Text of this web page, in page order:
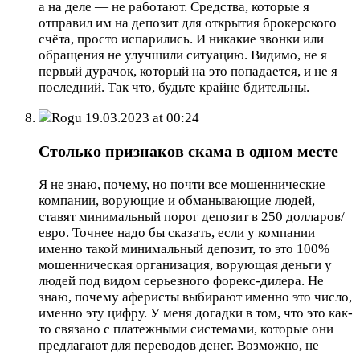
а на деле — не работают. Средства, которые я
отправил им на депозит для открытия брокерского
счёта, просто испарились. И никакие звонки или
обращения не улучшили ситуацию. Видимо, не я
первый дурачок, который на это попадается, и не я
последний. Так что, будьте крайне бдительны.
Rogu 19.03.2023 at 00:24
Столько признаков скама в одном месте
Я не знаю, почему, но почти все мошеннические
компании, ворующие и обманывающие людей,
ставят минимальный порог депозит в 250 долларов/
евро. Точнее надо бы сказать, если у компании
именно такой минимальный депозит, то это 100%
мошенническая организация, ворующая деньги у
людей под видом серьезного форекс-дилера. Не
знаю, почему аферисты выбирают именно это число,
именно эту цифру. У меня догадки в том, что это как-
то связано с платежными системами, которые они
предлагают для переводов денег. Возможно, не